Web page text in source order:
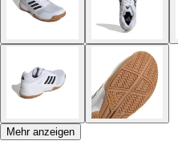
Mehr anzeigen